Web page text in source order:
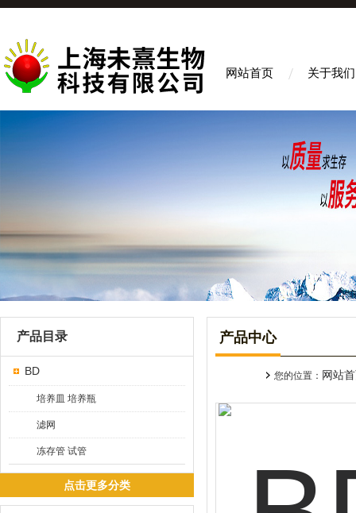
网站首页 关于我们
产品目录
BD
培养皿 培养瓶
滤网
冻存管 试管
点击更多分类
产品中心
您的位置： 网站